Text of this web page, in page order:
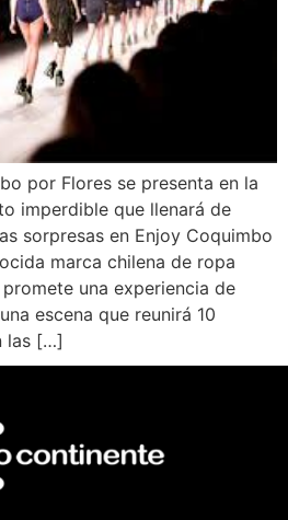
por Flores se presenta en la
imperdible que llenará de
sorpresas en Enjoy Coquimbo
marca chilena de ropa
una experiencia de
escena que reunirá 10
las […]